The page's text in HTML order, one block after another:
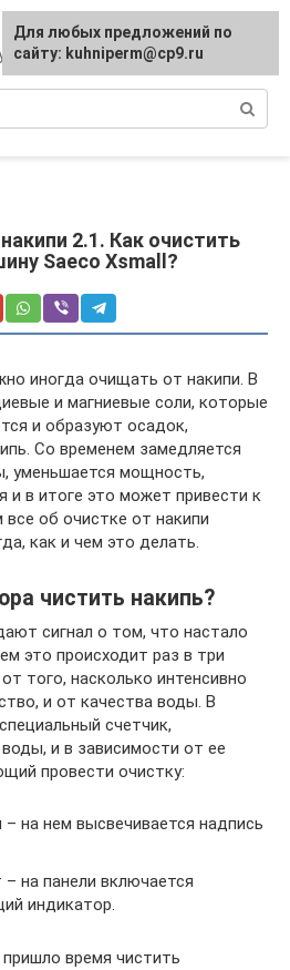
кофе
2.1. Как очистить
Saeco Xsmall?
иногда очищать от накипи. В
и магниевые соли, которые
и образуют осадок,
Со временем замедляется
уменьшается мощность,
и в итоге это может привести к
об очистке от накипи
как и чем это делать.
чистить накипь?
сигнал о том, что настало
это происходит раз в три
того, насколько интенсивно
и от качества воды. В
счетчик,
и в зависимости от ее
провести очистку:
– на нем высвечивается надпись
– на панели включается
индикатор.
время чистить
Для любых предложений по
сайту: kuhniperm@cp9.ru